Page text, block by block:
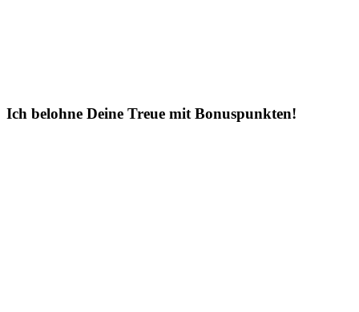
Ich belohne Deine Treue mit Bonuspunkten!